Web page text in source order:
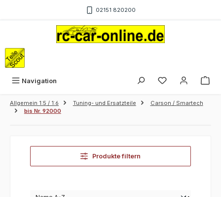
02151 820200
Navigation
Allgemein 1:5 / 1:6 Tuning- und Ersatzteile
Carson / Smartech
bis Nr. 92000
Produkte filtern